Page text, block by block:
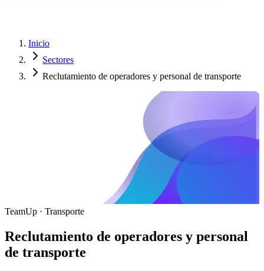
Inicio
Sectores
Reclutamiento de operadores y personal de transporte
TeamUp · Transporte
Reclutamiento de operadores y personal
de transporte